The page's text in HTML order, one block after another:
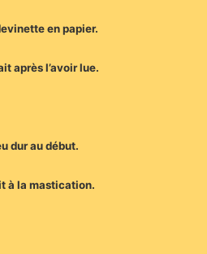
en papier.
après l’avoir lue.
dur au début.
à la mastication.